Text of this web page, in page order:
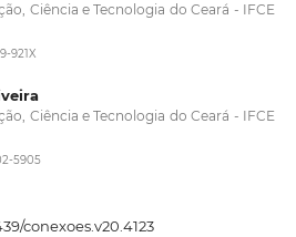
Ciência e Tecnologia do Ceará - IFCE
921X
Ciência e Tecnologia do Ceará - IFCE
5905
conexoes.v20.4123